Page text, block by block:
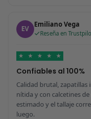
EV Emiliano Vega
Reseña en
★ ★ ★ ★ ★
Confiables al 100%
Calidad brutal,
nítida y con calcetines
estimado y el tallaje
luego.